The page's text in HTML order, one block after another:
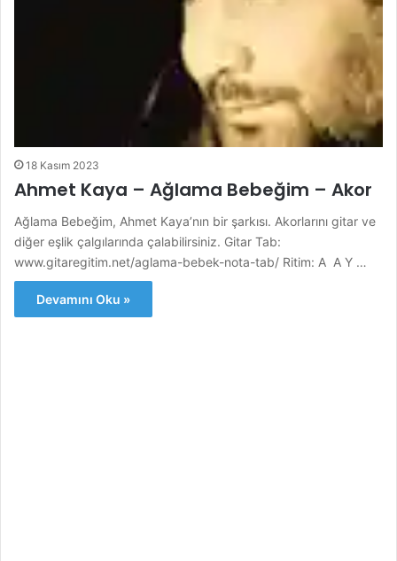
18 Kasım 2023
Ahmet Kaya – Ağlama Bebeğim – Akor
Ağlama Bebeğim, Ahmet Kaya’nın bir şarkısı. Akorlarını gitar ve
diğer eşlik çalgılarında çalabilirsiniz. Gitar Tab:
www.gitaregitim.net/aglama-bebek-nota-tab/ Ritim: A A Y …
Devamını Oku »